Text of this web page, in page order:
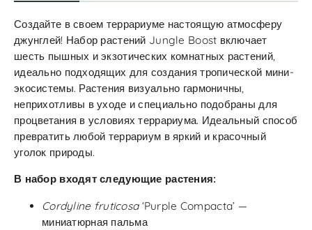
Создайте в своем террариуме настоящую атмосферу
джунглей! Набор растений Jungle Boost включает
шесть пышных и экзотических комнатных растений,
идеально подходящих для создания тропической мини-
экосистемы. Растения визуально гармоничны,
неприхотливы в уходе и специально подобраны для
процветания в условиях террариума. Идеальный способ
превратить любой террариум в яркий и красочный
уголок природы.
В набор входят следующие растения:
Cordyline fruticosa‘Purple Compacta’ —
миниатюрная пальма